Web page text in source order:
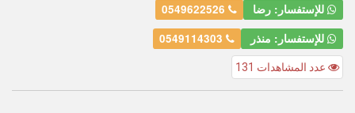
للإستفسار: رضا
للإستفسار: منذر
عدد المشاهدات 131